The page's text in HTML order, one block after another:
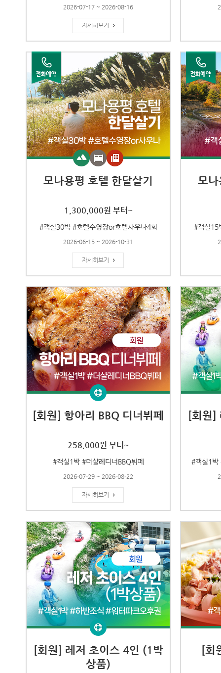
2026-07-17 ~ 2026-08-16
자세히보기
모나용평 호텔 한달살기
1,300,000원 부터~
#객실30박 #호텔수영장or호텔사우나4회
2026-06-15 ~ 2026-10-31
자세히보기
모
#객실15
[회원] 항아리 BBQ 디너뷔페
258,000원 부터~
#객실1박 #더샬레디너BBQ뷔페
2026-07-29 ~ 2026-08-22
자세히보기
[회원]
#객실1박
[회원] 레저 초이스 4인 (1박
상품)
[회